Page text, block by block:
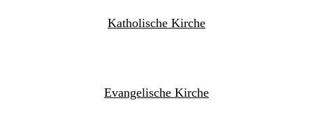
Katholische Kirche
Evangelische Kirche